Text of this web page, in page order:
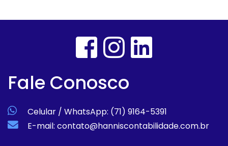
Fale Conosco
Celular / WhatsApp: (71) 9164-5391
E-mail: contato@hanniscontabilidade.com.br